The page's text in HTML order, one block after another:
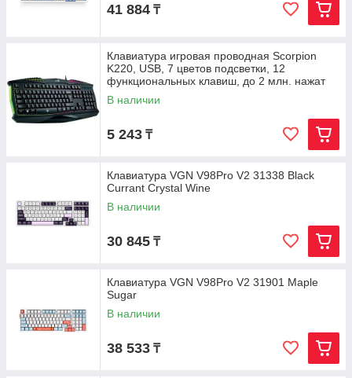
41 884 ₸
Клавиатура игровая проводная Scorpion
K220, USB, 7 цветов подсветки, 12
функциональных клавиш, до 2 млн. нажат
В наличии
5 243 ₸
Клавиатура VGN V98Pro V2 31338 Black
Currant Crystal Wine
В наличии
30 845 ₸
Клавиатура VGN V98Pro V2 31901 Maple
Sugar
В наличии
38 533 ₸